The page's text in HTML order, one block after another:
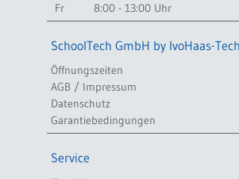
Fr
8:00 - 13:00 Uhr
SchoolTech GmbH by IvoHaas-
Öffnungszeiten
AGB / Impressum
Datenschutz
Garantiebedingungen
Service